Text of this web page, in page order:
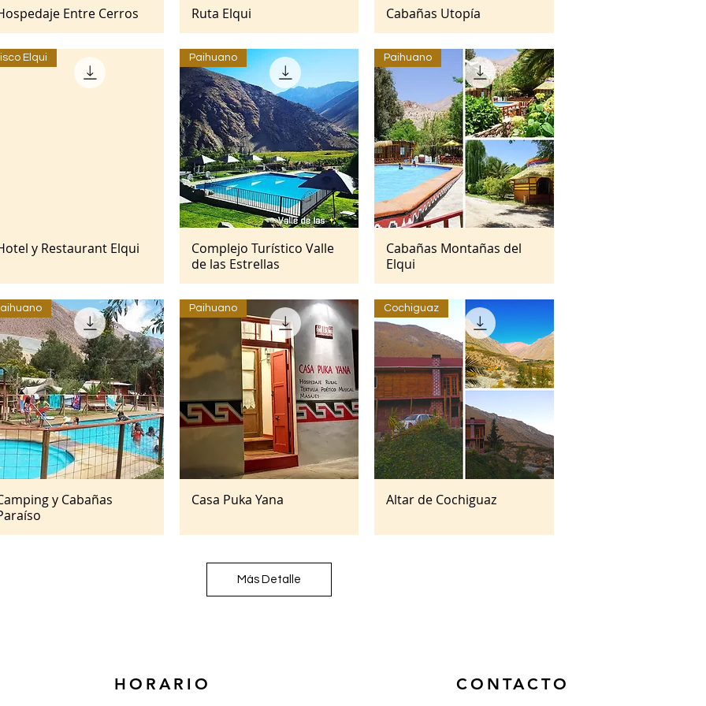
Vista rápida
Entre Cerros Vista rápida
Ruta Elqui Vista rápida
Cabañas Utopía
Vista rápida
Elqui
y Restaurant Elqui Vista rápida
Paihuano
Complejo Turístico Valle
de las Estrellas
Vista rápida
Paihuano
Cabañas Montañas del
Elqui
Vista rápida
y Cabañas
Vista rápida
Paihuano
Casa Puka Yana Vista rápida
Cochiguaz
Altar de Cochiguaz
Más Detalle
HORARIO CONTACTO